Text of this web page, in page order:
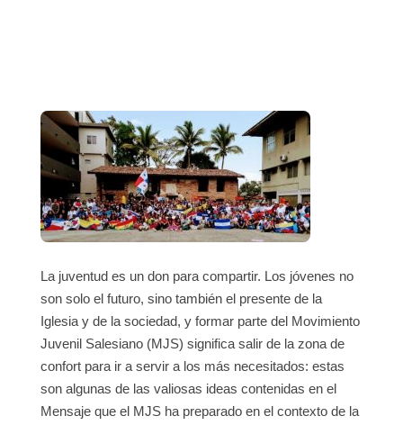
La juventud es un don para compartir. Los jóvenes no
son solo el futuro, sino también el presente de la
Iglesia y de la sociedad, y formar parte del Movimiento
Juvenil Salesiano (MJS) significa salir de la zona de
confort para ir a servir a los más necesitados: estas
son algunas de las valiosas ideas contenidas en el
Mensaje que el MJS ha preparado en el contexto de la